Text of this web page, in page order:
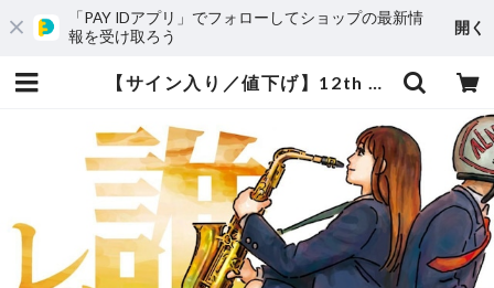
「PAY IDアプリ」でフォローしてショップの最新情
報を受け取ろう
開く
【サイン入り／値下げ】12th CDalbum 「誰そ彼レゾナンス」★ジャケットデザインステッカー付[数量限定] | カルメラD-SHOP@BASE